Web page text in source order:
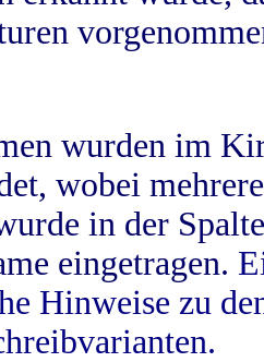
wurden im
wobei
in der
eingetragen.
Hinweise zu